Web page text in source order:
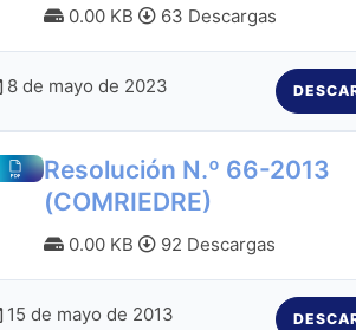
0.00 KB 63 Descargas
8 de mayo de 2023
Resolución N.º 66-2013
(COMRIEDRE)
0.00 KB 92 Descargas
15 de mayo de 2013